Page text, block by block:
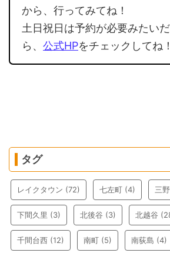
から、行ってみてね！
土日祝日は予約が必要みたい
ら、 公式HPをチェックしてね！
タグ
レイクタウン (72) 七左町 (4) 三
下間久里 (3) 北後谷 (3) 北越谷
千間台西 (12) 南町 (5) 南荻島 (4)